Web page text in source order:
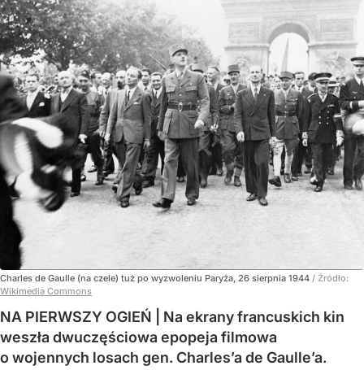
Charles de Gaulle (na czele) tuż po wyzwoleniu Paryża, 26 sierpnia 1944 / Źródło:
Wikimedia Commons
NA PIERWSZY OGIEŃ | Na ekrany francuskich kin
weszła dwuczęściowa epopeja filmowa
o wojennych losach gen. Charles’a de Gaulle’a.